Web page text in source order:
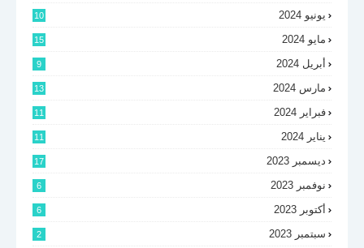
يونيو 2024 10
مايو 2024 15
أبريل 2024 9
مارس 2024 13
فبراير 2024 11
يناير 2024 11
ديسمبر 2023 17
نوفمبر 2023 6
أكتوبر 2023 6
سبتمبر 2023 2